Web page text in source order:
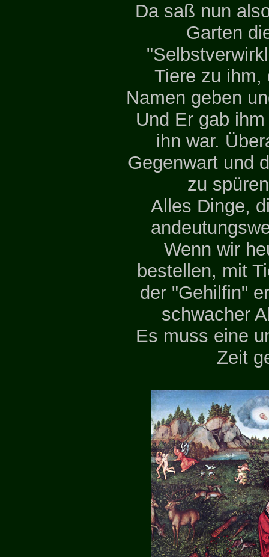
Da saß nun
Garten
Tiere zu ihm,
Namen geben
Und Er gab
ihn war.
Gegenwart und
zu
Alles Dinge,
Wenn wir
bestellen, mit
der "Gehilfin"
schwacher
Es muss eine
Zeit